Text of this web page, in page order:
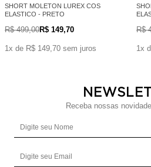
SHORT MOLETON LUREX COS
ELASTICO - PRETO
R$ 499,00R$ 149,70
1x de R$ 149,70 sem juros
R$
1x
Receba nossas